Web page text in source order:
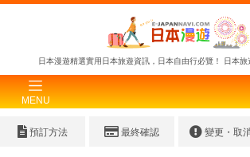
日本漫遊精選實用日本旅遊資訊，日本自由行必覽！ 日本旅
MENU
預訂方法 最終確認 變更・取